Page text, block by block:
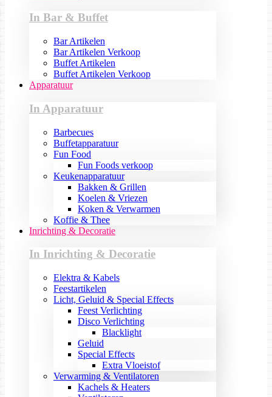
In Bar & Buffet
Bar Artikelen
Bar Artikelen Verkoop
Buffet Artikelen
Buffet Artikelen Verkoop
Apparatuur
In Apparatuur
Barbecues
Buffetapparatuur
Fun Food
Fun Foods verkoop
Keukenapparatuur
Bakken & Grillen
Koelen & Vriezen
Koken & Verwarmen
Koffie & Thee
Inrichting & Decoratie
In Inrichting & Decoratie
Elektra & Kabels
Feestartikelen
Licht, Geluid & Special Effects
Feest Verlichting
Disco Verlichting
Blacklight
Geluid
Special Effects
Extra Vloeistof
Verwarming & Ventilatoren
Kachels & Heaters